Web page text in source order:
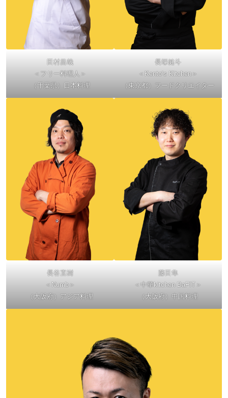
田村昌哉
＜フリー料理人＞
（千葉県）日本料理
長塚健斗
＜Kento‘s Kitchen＞
（東京都）フードクリエイター
長谷直樹
＜Numb＞
（大阪府）アジア料理
藤田隼
＜中華kitchen BaFIT＞
（大阪府）中国料理